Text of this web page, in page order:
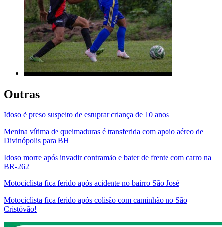
Outras
Idoso é preso suspeito de estuprar criança de 10 anos
Menina vítima de queimaduras é transferida com apoio aéreo de
Divinópolis para BH
Idoso morre após invadir contramão e bater de frente com carro na
BR-262
Motociclista fica ferido após acidente no bairro São José
Motociclista fica ferido após colisão com caminhão no São
Cristóvão!